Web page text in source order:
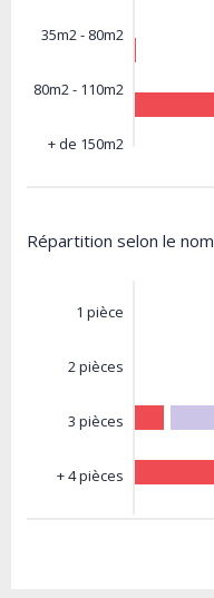
35m2 - 80m2
80m2 - 110m2
+ de 150m2
Répartition selon le
1 pièce
2 pièces
3 pièces
+ 4 pièces